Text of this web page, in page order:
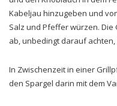
Kabeljau hinzugeben und
Salz und Pfeffer würzen. Die
ab, unbedingt darauf achten,
In Zwischenzeit in einer
den Spargel darin mit dem